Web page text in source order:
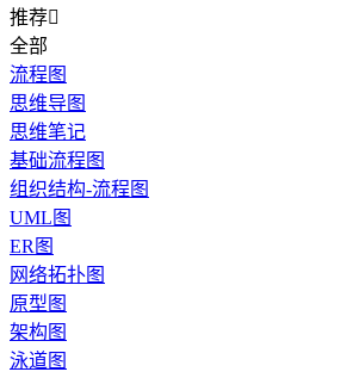
推荐
全部
流程图
思维导图
思维笔记
基础流程图
组织结构-流程图
UML图
ER图
网络拓扑图
原型图
架构图
泳道图